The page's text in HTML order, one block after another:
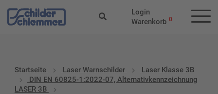
Login
Warenkorb 0
Startseite Laser Warnschilder
Laser Klasse 3B
DIN EN 60825-1:2022-07, Alternativkennzeichnung
LASER 3B